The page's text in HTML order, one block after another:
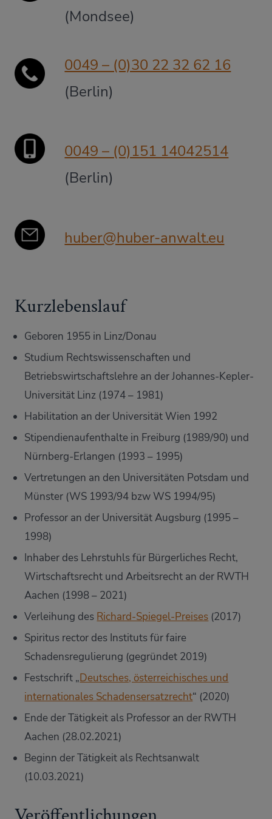
(Mondsee)
0049 – (0)30 22 32 62 16
(Berlin)
0049 – (0)151 14042514
(Berlin)
huber@huber-anwalt.eu
Kurzlebenslauf
Geboren 1955 in Linz/Donau
Studium Rechtswissenschaften und
Betriebswirtschaftslehre an der Johannes-Kepler-
Universität Linz (1974 – 1981)
Habilitation an der Universität Wien 1992
Stipendienaufenthalte in Freiburg (1989/90) und
Nürnberg-Erlangen (1993 – 1995)
Vertretungen an den Universitäten Potsdam und
Münster (WS 1993/94 bzw WS 1994/95)
Professor an der Universität Augsburg (1995 –
1998)
Inhaber des Lehrstuhls für Bürgerliches Recht,
Wirtschaftsrecht und Arbeitsrecht an der RWTH
Aachen (1998 – 2021)
Verleihung des Richard-Spiegel-Preises (2017)
Spiritus rector des Instituts für faire
Schadensregulierung (gegründet 2019)
Festschrift „Deutsches, österreichisches und
internationales Schadensersatzrecht“ (2020)
Ende der Tätigkeit als Professor an der RWTH
Aachen (28.02.2021)
Beginn der Tätigkeit als Rechtsanwalt
(10.03.2021)